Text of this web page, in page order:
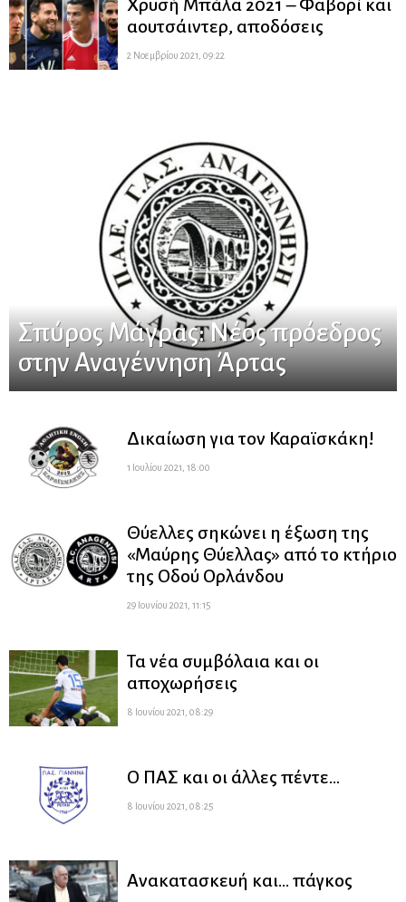
Χρυσή Μπάλα 2021 – Φαβορί και
αουτσάιντερ, αποδόσεις
2 Νοεμβρίου 2021, 09:22
Σπύρος Μάγρας: Νέος πρόεδρος
στην Αναγέννηση Άρτας
Δικαίωση για τον Καραϊσκάκη!
1 Ιουλίου 2021, 18:00
Θύελλες σηκώνει η έξωση της
«Μαύρης Θύελλας» από το κτήριο
της Οδού Ορλάνδου
29 Ιουνίου 2021, 11:15
Τα νέα συμβόλαια και οι
αποχωρήσεις
8 Ιουνίου 2021, 08:29
Ο ΠΑΣ και οι άλλες πέντε…
8 Ιουνίου 2021, 08:25
Ανακατασκευή και… πάγκος